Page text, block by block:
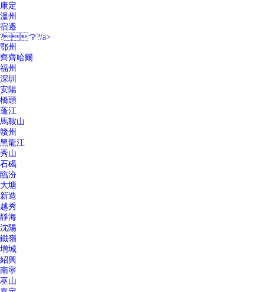
康定
溫州
宿遷
?？?/a>
鄂州
齊齊哈爾
福州
深圳
安陽
橋頭
蓬江
馬鞍山
贛州
黑龍江
秀山
石碣
臨汾
大塘
新造
越秀
靜海
沈陽
鐵嶺
增城
紹興
南寧
巫山